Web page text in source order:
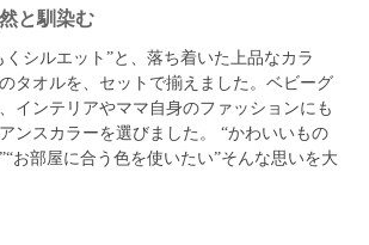
と馴染む
くシルエット”と、落ち着いた上品なカラ
タオルを、セットで揃えました。 ベビーグ
インテリアやママ自身のファッションにも
ンスカラーを選びました。
“かわいいもの
お部屋に合う色を使いたい”そんな思いを大